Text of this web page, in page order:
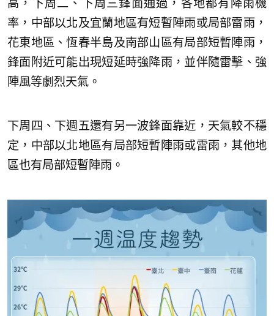
高，下周二、下周三鋒面通過，各地都有降雨機
率，中部以北及宜蘭地區有短暫陣雨或局部雷雨，
花東地區、恆春半島及南部山區有局部短暫陣雨，
鋒面附近可能出現短延時強降雨，並伴隨雷擊、強
陣風等劇烈天氣。
下周四、下週五還有另一波鋒面靠近，天氣較不穩
定，中部以北地區有局部短暫陣雨或雷雨，其他地
區也有局部短暫陣雨。